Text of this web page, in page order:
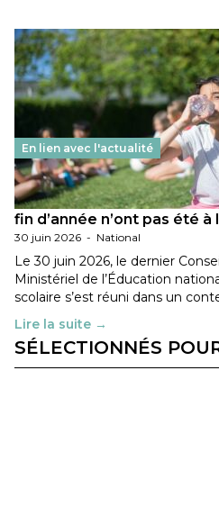
En lien avec l'actualité
Les décisions
fin d’année n’ont pas été
30 juin 2026 - National
Le 30 juin 2026, le dernier
Ministériel de l’Éducation
scolaire s’est réuni dans un
Lire la suite →
SÉLECTIONNÉS